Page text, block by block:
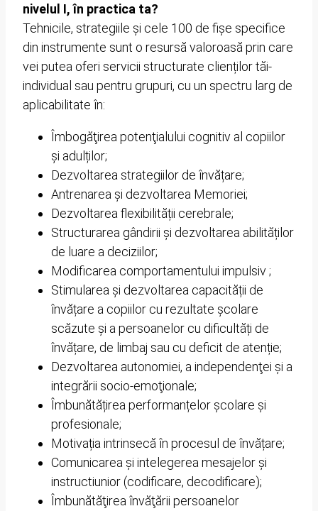
nivelul I, în practica ta?
Tehnicile, strategiile și cele 100 de fișe specifice
din instrumente sunt o resursă valoroasă prin care
vei putea oferi servicii structurate clienților tăi-
individual sau pentru grupuri, cu un spectru larg de
aplicabilitate în:
Îmbogăţirea potenţialului cognitiv al copiilor
și adulților;
Dezvoltarea strategiilor de învățare;
Antrenarea și dezvoltarea Memoriei;
Dezvoltarea flexibilității cerebrale;
Structurarea gândirii și dezvoltarea abilităților
de luare a deciziilor;
Modificarea comportamentului impulsiv ;
Stimularea și dezvoltarea capacității de
învățare a copiilor cu rezultate școlare
scăzute și a persoanelor cu dificultăți de
învățare, de limbaj sau cu deficit de atenție;
Dezvoltarea autonomiei, a independenţei şi a
integrării socio-emoţionale;
Îmbunătățirea performanțelor școlare și
profesionale;
Motivația intrinsecă în procesul de învățare;
Comunicarea și intelegerea mesajelor și
instructiunior (codificare, decodificare);
Îmbunătăţirea învăţării persoanelor